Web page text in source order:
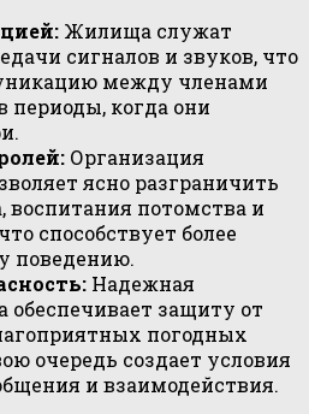
Жилища служат
сигналов и звуков, что
между членами
периоды, когда они
Организация
ясно разграничить
воспитания потомства и
способствует более
поведению.
Надежная
обеспечивает защиту от
погодных
очередь создает условия
и взаимодействия.